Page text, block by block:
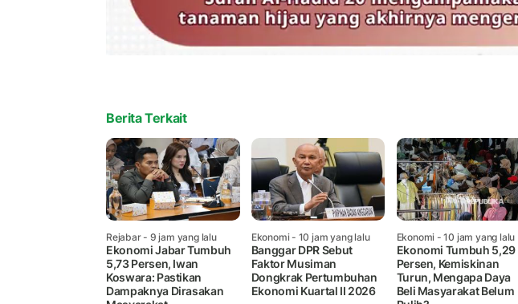
Berita Terkait
Rejabar- 9 jam yang lalu
Ekonomi Jabar Tumbuh
5,73 Persen, Iwan
Koswara: Pastikan
Dampaknya Dirasakan
Ekonomi- 10 jam yang lalu
Banggar DPR Sebut
Faktor Musiman
Dongkrak Pertumbuhan
Ekonomi Kuartal II 2026
Ekonomi - 10 jam yang lalu
Ekonomi Tumbuh 5,29
Persen, Kemiskinan
Turun, Mengapa Daya
Beli Masyarakat Belum